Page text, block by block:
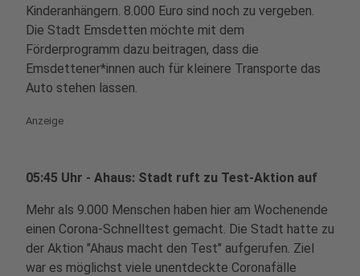
Kinderanhängern. 8.000 Euro sind noch zu vergeben.
Die Stadt Emsdetten möchte mit dem
Förderprogramm dazu beitragen, dass die
Emsdettener*innen auch für kleinere Transporte das
Auto stehen lassen.
Anzeige
05:45 Uhr - Ahaus: Stadt ruft zu Test-Aktion auf
Mehr als 9.000 Menschen haben hier am Wochenende
einen Corona-Schnelltest gemacht. Die Stadt hatte zu
der Aktion "Ahaus macht den Test" aufgerufen. Ziel
war es möglichst viele unentdeckte Coronafälle